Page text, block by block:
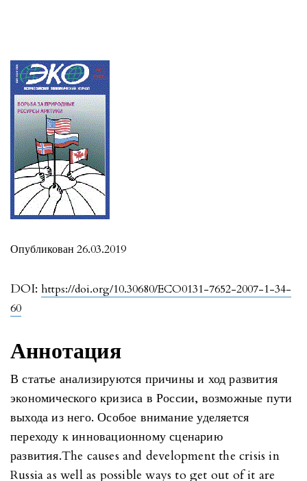
DOI: https://doi.org/10.30680/ECO0131-7652-2007-1-34-
60
Опубликован 26.03.2019
Аннотация
В статье анализируются причины и ход развития
экономического кризиса в России, возможные пути
выхода из него. Особое внимание уделяется
переходу к инновационному сценарию
развития.The causes and development the crisis in
Russia as well as possible ways to get out of it are